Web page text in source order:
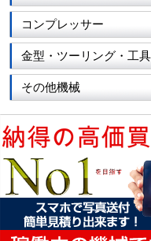
コンプレッサー
金型・ツーリング・工具
その他機械